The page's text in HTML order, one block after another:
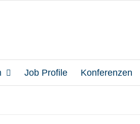
Job Profile Konferenzen